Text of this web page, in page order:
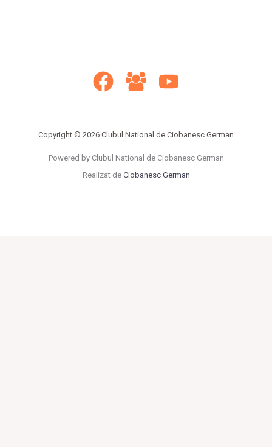
Copyright © 2026 Clubul National de Ciobanesc German
Powered by Clubul National de Ciobanesc German
Realizat de Ciobanesc German